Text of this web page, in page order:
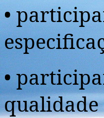
•
•